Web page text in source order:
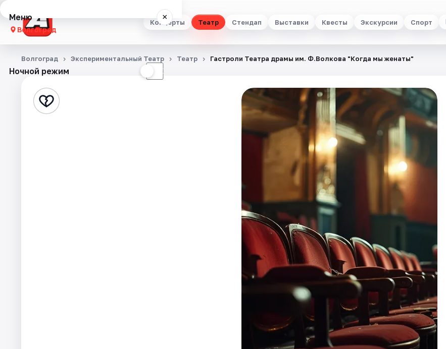
Концерты Театр Стендап Выставки Квесты Экскурсии Спорт
Меню ×
Волгоград
Концерты
Стендап
Ночной режим ☾
Волгоград Экспериментальный Театр Театр Гастроли Театра драмы им. Ф.Волкова "Когда мы женаты"